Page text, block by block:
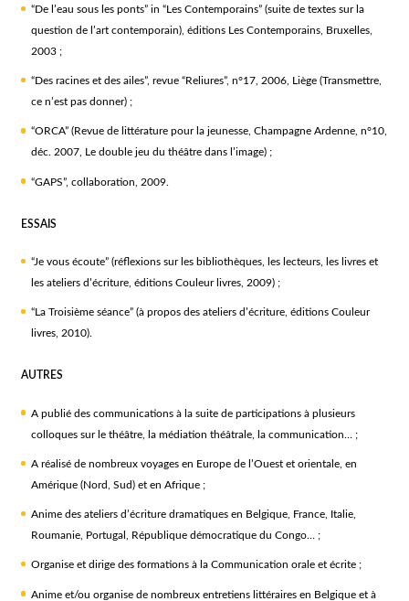
“De l’eau sous les ponts” in “Les Contemporains” (suite de textes sur la
question de l’art contemporain), éditions Les Contemporains, Bruxelles,
2003 ;
“Des racines et des ailes”, revue “Reliures”, n°17, 2006, Liège (Transmettre,
ce n’est pas donner) ;
“ORCA” (Revue de littérature pour la jeunesse, Champagne Ardenne, n°10,
déc. 2007, Le double jeu du théâtre dans l’image) ;
“GAPS”, collaboration, 2009.
ESSAIS
“Je vous écoute” (réflexions sur les bibliothèques, les lecteurs, les livres et
les ateliers d’écriture, éditions Couleur livres, 2009) ;
“La Troisième séance” (à propos des ateliers d’écriture, éditions Couleur
livres, 2010).
AUTRES
A publié des communications à la suite de participations à plusieurs
colloques sur le théâtre, la médiation théâtrale, la communication… ;
A réalisé de nombreux voyages en Europe de l’Ouest et orientale, en
Amérique (Nord, Sud) et en Afrique ;
Anime des ateliers d’écriture dramatiques en Belgique, France, Italie,
Roumanie, Portugal, République démocratique du Congo… ;
Organise et dirige des formations à la Communication orale et écrite ;
Anime et/ou organise de nombreux entretiens littéraires en Belgique et à